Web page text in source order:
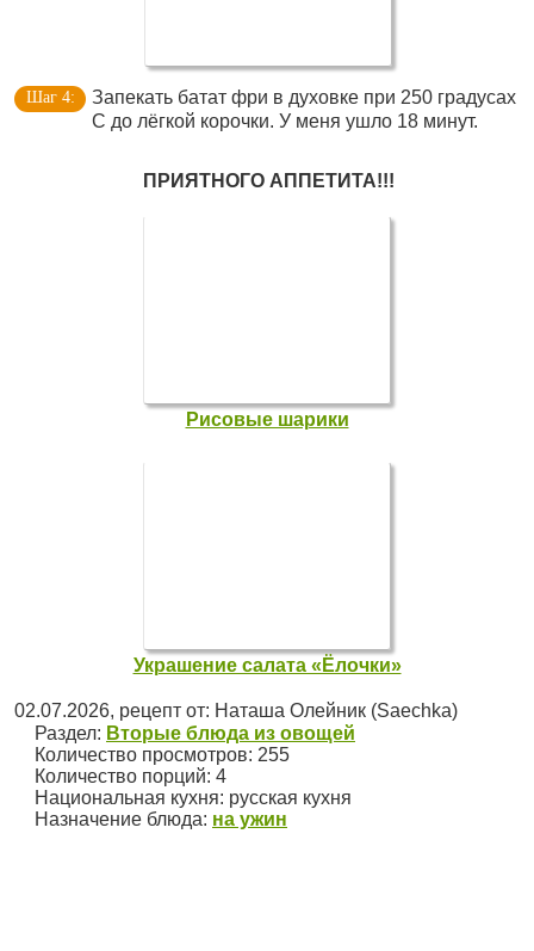
Запекать батат фри в духовке при 250 градусах
С до лёгкой корочки. У меня ушло 18 минут.
ПРИЯТНОГО АППЕТИТА!!!
Рисовые шарики
Украшение салата «Ёлочки»
02.07.2026, рецепт от: Наташа Олейник (Saechka)
Раздел: Вторые блюда из овощей
Количество просмотров: 255
Количество порций: 4
Национальная кухня: русская кухня
Назначение блюда: на ужин